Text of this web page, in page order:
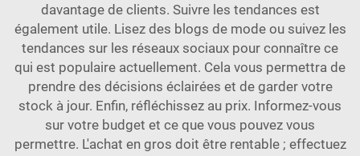
davantage de clients. Suivre les tendances est
également utile. Lisez des blogs de mode ou suivez les
tendances sur les réseaux sociaux pour connaître ce
qui est populaire actuellement. Cela vous permettra de
prendre des décisions éclairées et de garder votre
stock à jour. Enfin, réfléchissez au prix. Informez-vous
sur votre budget et ce que vous pouvez vous
permettre. L'achat en gros doit être rentable ; effectuez